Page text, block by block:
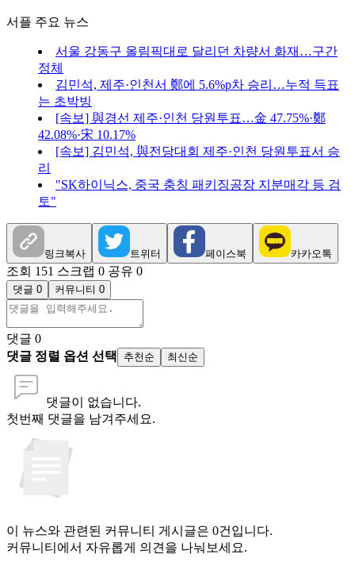
서플 주요 뉴스
서울 강동구 올림픽대로 달리던 차량서 화재…구간
정체
김민석, 제주·인천서 鄭에 5.6%p차 승리…누적 득표
는 초박빙
[속보] 與경선 제주·인천 당원투표…金 47.75%·鄭
42.08%·宋 10.17%
[속보] 김민석, 與전당대회 제주·인천 당원투표서 승
리
"SK하이닉스, 중국 충칭 패키징공장 지분매각 등 검
토"
링크복사 트위터 페이스북 카카오톡
조회 151 스크랩 0 공유 0
댓글 0 커뮤니티 0
댓글 0
댓글 정렬 옵션 선택
추천순 최신순
댓글이 없습니다.
첫번째 댓글을 남겨주세요.
이 뉴스와 관련된 커뮤니티 게시글은 0건입니다.
커뮤니티에서 자유롭게 의견을 나눠보세요.